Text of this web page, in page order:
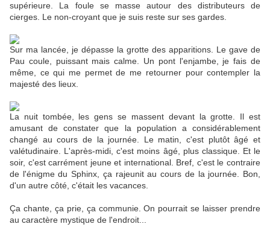
supérieure. La foule se masse autour des distributeurs de
cierges. Le non-croyant que je suis reste sur ses gardes.
Sur ma lancée, je dépasse la grotte des apparitions. Le gave de
Pau coule, puissant mais calme. Un pont l'enjambe, je fais de
même, ce qui me permet de me retourner pour contempler la
majesté des lieux.
La nuit tombée, les gens se massent devant la grotte. Il est
amusant de constater que la population a considérablement
changé au cours de la journée. Le matin, c'est plutôt âgé et
valétudinaire. L'après-midi, c'est moins âgé, plus classique. Et le
soir, c'est carrément jeune et international. Bref, c'est le contraire
de l'énigme du Sphinx, ça rajeunit au cours de la journée. Bon,
d'un autre côté, c'était les vacances.
Ça chante, ça prie, ça communie. On pourrait se laisser prendre
au caractère mystique de l'endroit...